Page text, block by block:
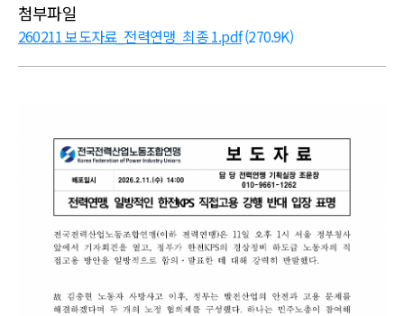
첨부파일
260211 보도자료_전력연맹_최종 1.pdf(270.9K)